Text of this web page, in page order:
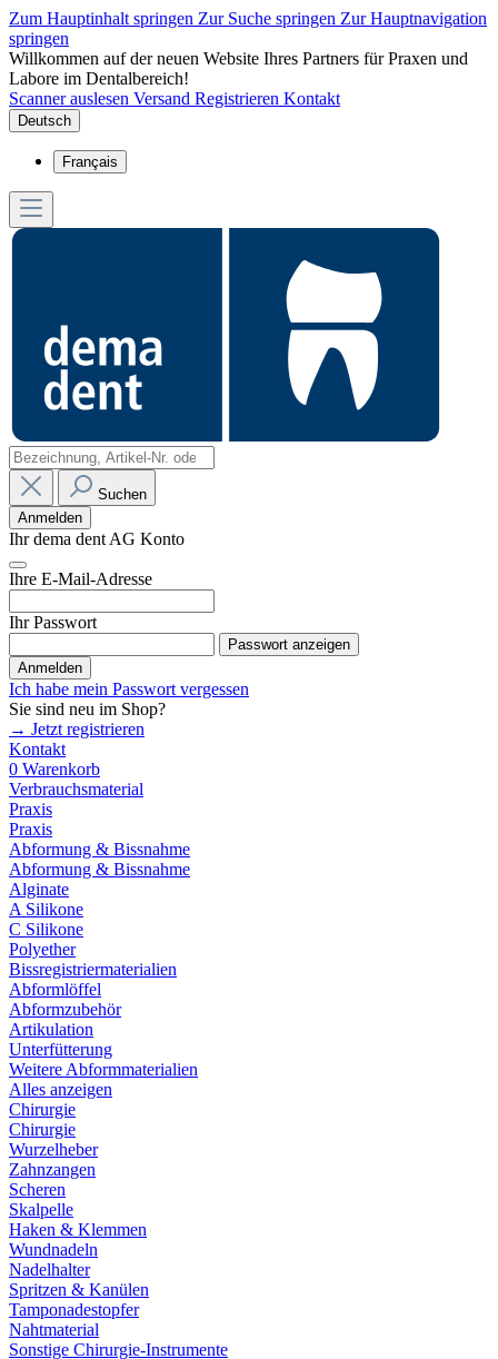
Zum Hauptinhalt springen Zur Suche springen Zur Hauptnavigation
springen
Willkommen auf der neuen Website Ihres Partners für Praxen und
Labore im Dentalbereich!
Scanner auslesen Versand Registrieren Kontakt
Deutsch
Français
Suchen
Anmelden
Ihr dema dent AG Konto
Ihre E-Mail-Adresse
Ihr Passwort
Passwort anzeigen
Anmelden
Ich habe mein Passwort vergessen
Sie sind neu im Shop?
→ Jetzt registrieren
Kontakt
0 Warenkorb
Verbrauchsmaterial
Praxis
Praxis
Abformung & Bissnahme
Abformung & Bissnahme
Alginate
A Silikone
C Silikone
Polyether
Bissregistriermaterialien
Abformlöffel
Abformzubehör
Artikulation
Unterfütterung
Weitere Abformmaterialien
Alles anzeigen
Chirurgie
Chirurgie
Wurzelheber
Zahnzangen
Scheren
Skalpelle
Haken & Klemmen
Wundnadeln
Nadelhalter
Spritzen & Kanülen
Tamponadestopfer
Nahtmaterial
Sonstige Chirurgie-Instrumente